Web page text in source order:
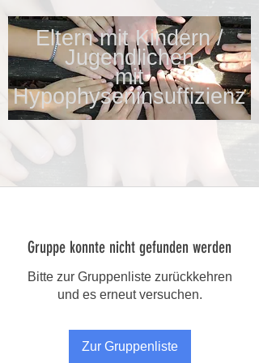
Eltern mit Kindern /
Jugendlichen
mit
Hypophyseninsuffizienz
Gruppe konnte nicht gefunden werden
Bitte zur Gruppenliste zurückkehren
und es erneut versuchen.
Zur Gruppenliste